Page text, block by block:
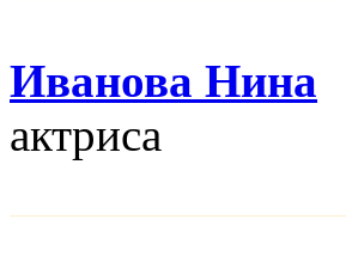
Иванова Нина
актриса